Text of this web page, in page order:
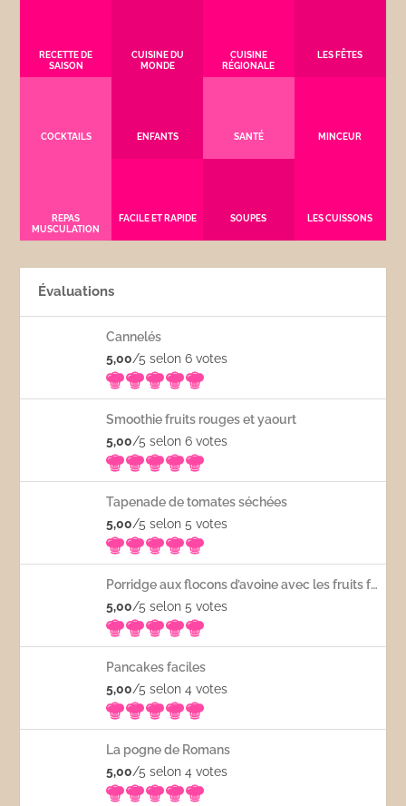
RECETTE DE
SAISON
CUISINE DU
MONDE
CUISINE
RÉGIONALE
LES FÊTES
COCKTAILS ENFANTS SANTÉ MINCEUR
REPAS
MUSCULATION
FACILE ET RAPIDE SOUPES LES CUISSONS
Évaluations
Cannelés
5,00/5 selon 6votes
Smoothie fruits rouges et yaourt
5,00/5 selon 6votes
Tapenade de tomates séchées
5,00/5 selon 5votes
Porridge aux flocons d’avoine avec les fruits frais
5,00/5 selon 5votes
Pancakes faciles
5,00/5 selon 4votes
La pogne de Romans
5,00/5 selon 4votes